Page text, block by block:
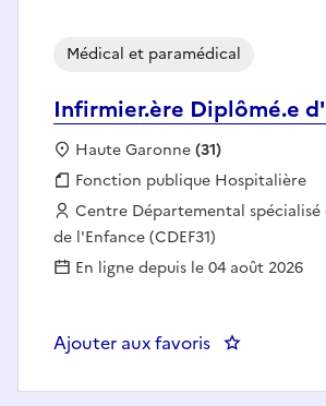
Infirmier.ère Diplômé.e
Médical et paramédical
Localisation :
Haute Garonne(31)
Fonction publique :
Fonction publique Hospitalière
Employeur :
Centre Départemental
de l'Enfance (CDEF31)
En ligne depuis le 04 août 2026
Ajouter aux favoris :